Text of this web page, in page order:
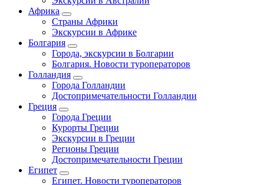
Африка
Страны Африки
Экскурсии в Африке
Болгария
Города, экскурсии в Болгарии
Болгария. Новости туроператоров
Голландия
Города Голландии
Достопримечательности Голландии
Греция
Города Греции
Курорты Греции
Экскурсии в Греции
Регионы Греции
Достопримечательности Греции
Египет
Египет. Новости туроператоров